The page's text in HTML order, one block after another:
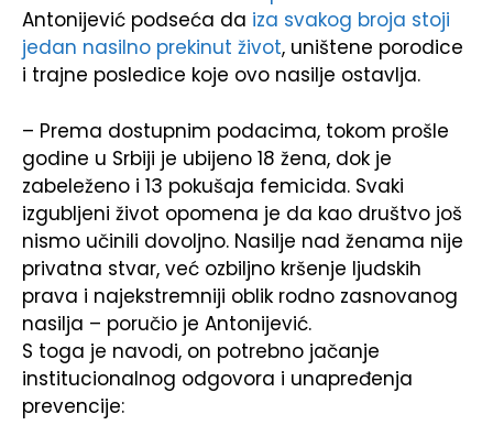
Antonijević podseća da iza svakog broja stoji
jedan nasilno prekinut život, uništene porodice
i trajne posledice koje ovo nasilje ostavlja.
– Prema dostupnim podacima, tokom prošle
godine u Srbiji je ubijeno 18 žena, dok je
zabeleženo i 13 pokušaja femicida. Svaki
izgubljeni život opomena je da kao društvo još
nismo učinili dovoljno. Nasilje nad ženama nije
privatna stvar, već ozbiljno kršenje ljudskih
prava i najekstremniji oblik rodno zasnovanog
nasilja – poručio je Antonijević.
S toga je navodi, on potrebno jačanje
institucionalnog odgovora i unapređenja
prevencije: